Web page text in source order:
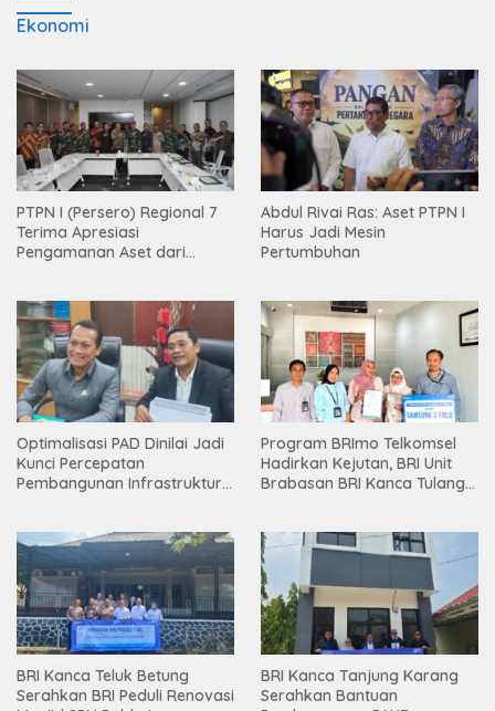
Ekonomi
PTPN I (Persero) Regional 7
Terima Apresiasi
Pengamanan Aset dari
Abdul Rivai Ras: Aset PTPN I
Harus Jadi Mesin
Pertumbuhan
Optimalisasi PAD Dinilai Jadi
Kunci Percepatan
Pembangunan Infrastruktur
Program BRImo Telkomsel
Hadirkan Kejutan, BRI Unit
Brabasan BRI Kanca Tulang
Mesuji
BRI Kanca Teluk Betung
Serahkan BRI Peduli Renovasi
BRI Kanca Tanjung Karang
Serahkan Bantuan